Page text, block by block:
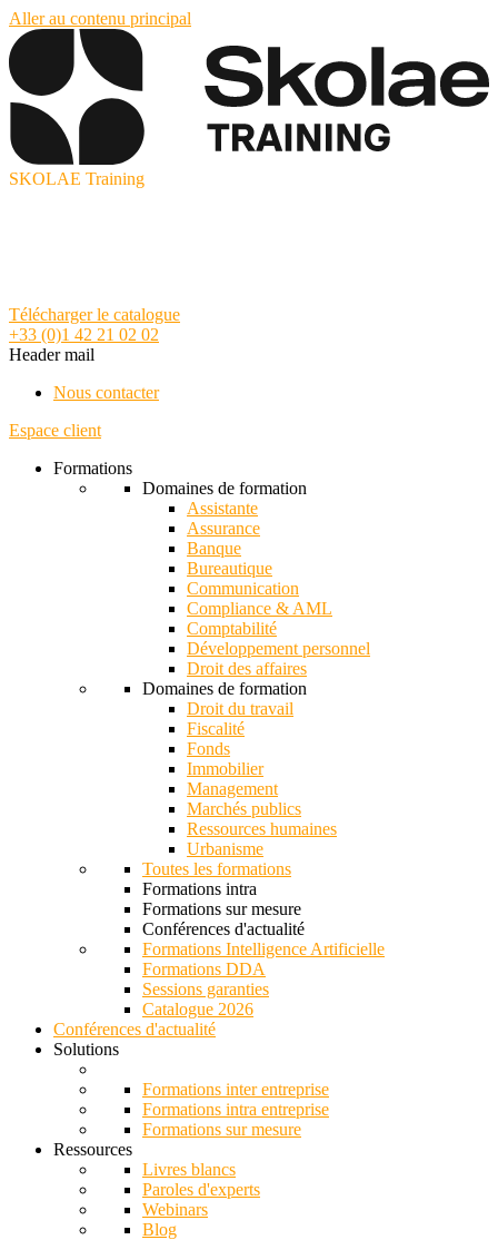
Aller au contenu principal
SKOLAE Training
Télécharger le catalogue
+33 (0)1 42 21 02 02
Header mail
Nous contacter
Espace client
Formations
Domaines de formation
Assistante
Assurance
Banque
Bureautique
Communication
Compliance & AML
Comptabilité
Développement personnel
Droit des affaires
Domaines de formation
Droit du travail
Fiscalité
Fonds
Immobilier
Management
Marchés publics
Ressources humaines
Urbanisme
Toutes les formations
Formations intra
Formations sur mesure
Conférences d'actualité
Formations Intelligence Artificielle
Formations DDA
Sessions garanties
Catalogue 2026
Conférences d'actualité
Solutions
Formations inter entreprise
Formations intra entreprise
Formations sur mesure
Ressources
Livres blancs
Paroles d'experts
Webinars
Blog